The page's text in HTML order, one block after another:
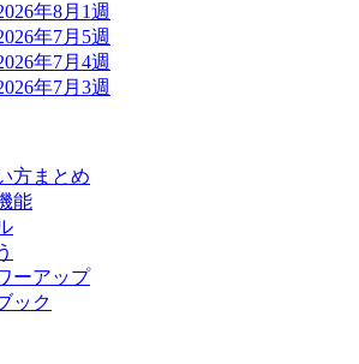
年8月1週
年7月5週
年7月4週
年7月3週
方まとめ
能
ーアップ
ック